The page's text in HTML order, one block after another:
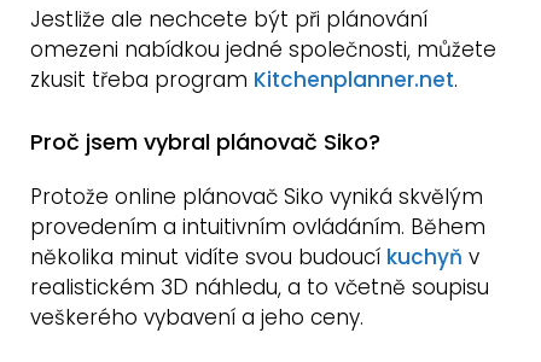
Jestliže ale nechcete být při plánování
omezeni nabídkou jedné společnosti, můžete
zkusit třeba program Kitchenplanner.net.
Proč jsem vybral plánovač Siko?
Protože online plánovač Siko vyniká skvělým
provedením a intuitivním ovládáním. Během
několika minut vidíte svou budoucí kuchyň v
realistickém 3D náhledu, a to včetně soupisu
veškerého vybavení a jeho ceny.